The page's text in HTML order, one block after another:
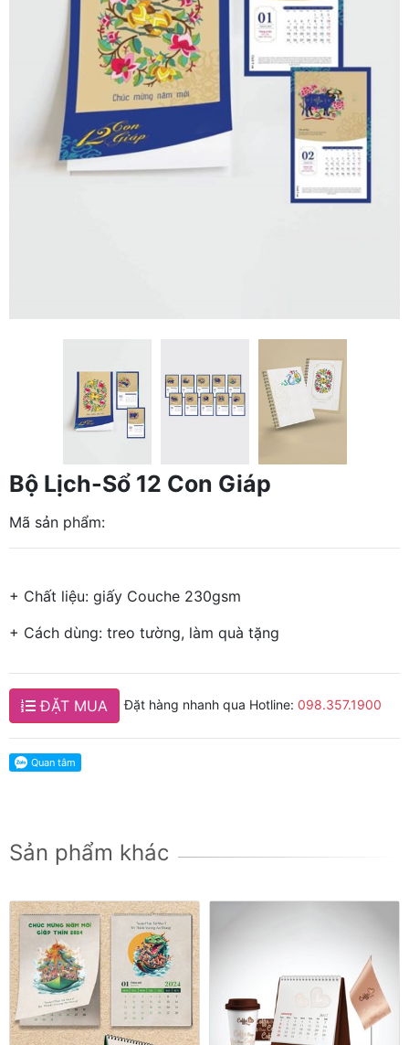
Bộ Lịch-Sổ 12 Con Giáp
Mã sản phẩm:
+ Chất liệu: giấy Couche 230gsm
+ Cách dùng: treo tường, làm quà tặng
ĐẶT MUA Đặt hàng nhanh qua Hotline: 098.357.1900
Sản phẩm khác